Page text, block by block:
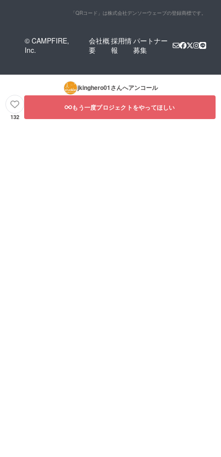
「QRコード」は株式会社デンソーウェーブの登録商標です。
© CAMPFIRE,
Inc.
会社概
要
採用情
報
パートナー
募集
jkinghero01さんへアンコール
132
もう一度プロジェクトをやってほしい